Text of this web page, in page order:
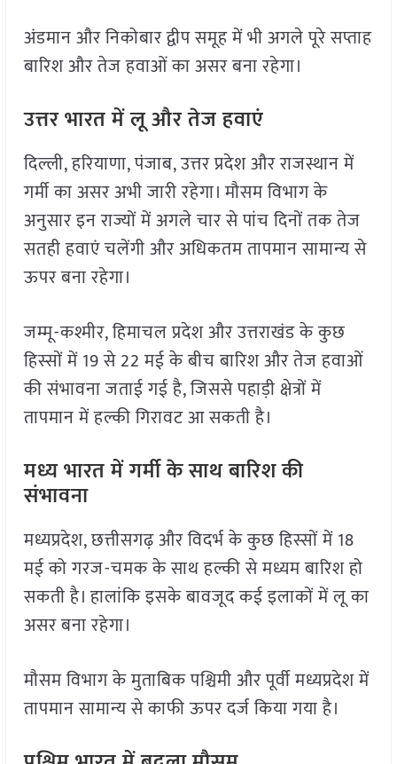
अंडमान और निकोबार द्वीप समूह में भी अगले पूरे सप्ताह
बारिश और तेज हवाओं का असर बना रहेगा।
उत्तर भारत में लू और तेज हवाएं
दिल्ली, हरियाणा, पंजाब, उत्तर प्रदेश और राजस्थान में
गर्मी का असर अभी जारी रहेगा। मौसम विभाग के
अनुसार इन राज्यों में अगले चार से पांच दिनों तक तेज
सतही हवाएं चलेंगी और अधिकतम तापमान सामान्य से
ऊपर बना रहेगा।
जम्मू-कश्मीर, हिमाचल प्रदेश और उत्तराखंड के कुछ
हिस्सों में 19 से 22 मई के बीच बारिश और तेज हवाओं
की संभावना जताई गई है, जिससे पहाड़ी क्षेत्रों में
तापमान में हल्की गिरावट आ सकती है।
मध्य भारत में गर्मी के साथ बारिश की
संभावना
मध्यप्रदेश, छत्तीसगढ़ और विदर्भ के कुछ हिस्सों में 18
मई को गरज-चमक के साथ हल्की से मध्यम बारिश हो
सकती है। हालांकि इसके बावजूद कई इलाकों में लू का
असर बना रहेगा।
मौसम विभाग के मुताबिक पश्चिमी और पूर्वी मध्यप्रदेश में
तापमान सामान्य से काफी ऊपर दर्ज किया गया है।